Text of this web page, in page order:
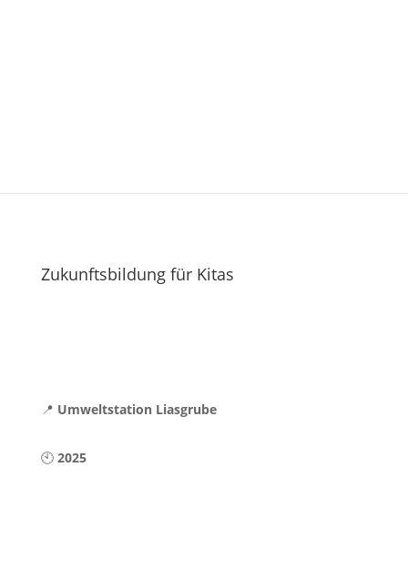
Zukunftsbildung für Kitas
📍 Umweltstation Liasgrube
🕙 2025